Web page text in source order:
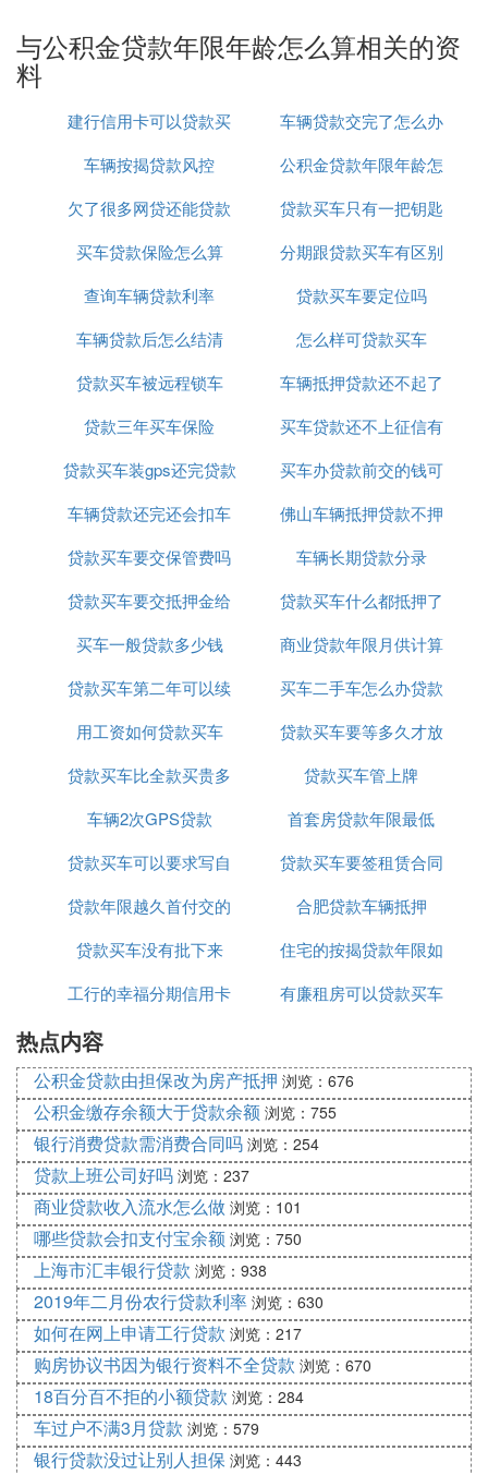
低于职工上一年度月平均工资的5％；有条件的城
市，可以适当提高缴存比例。具体缴存比例由住房公
省、自治区、直辖市人民政府批准。
第十九条 职工个人缴存的住房公积金，由所在单位
每月从其工资中代扣代缴。
存的和为职工代缴的住房公积金汇缴到住房公积金专
户内，由受委托银行计入职工住房公积金账户。
与公积金贷款年限年龄怎么算相关的资
料
建行信用卡可以贷款买
车吗
车辆贷款交完了怎么办
理
车辆按揭贷款风控
公积金贷款年限年龄怎
么算
欠了很多网贷还能贷款
买车吗
贷款买车只有一把钥匙
买车贷款保险怎么算
分期跟贷款买车有区别
吗
查询车辆贷款利率
贷款买车要定位吗
车辆贷款后怎么结清
怎么样可贷款买车
贷款买车被远程锁车
车辆抵押贷款还不起了
怎么办
贷款三年买车保险
买车贷款还不上征信有
影响吗
贷款买车装gps还完贷款
后
买车办贷款前交的钱可
以退吗
车辆贷款还完还会扣车
吗
佛山车辆抵押贷款不押
车
贷款买车要交保管费吗
车辆长期贷款分录
贷款买车要交抵押金给
银行吗
贷款买车什么都抵押了
买车一般贷款多少钱
商业贷款年限月供计算
贷款买车第二年可以续
保吗
买车二手车怎么办贷款
吗
用工资如何贷款买车
贷款买车要等多久才放
款
贷款买车比全款买贵多
少钱
贷款买车管上牌
车辆2次GPS贷款
首套房贷款年限最低
贷款买车可以要求写自
己的名字吗
贷款买车要签租赁合同
吗
贷款年限越久首付交的
越多吗
合肥贷款车辆抵押
贷款买车没有批下来
住宅的按揭贷款年限如
何算
工行的幸福分期信用卡
有廉租房可以贷款买车
热点内容
公积金贷款由担保改为房产抵押 浏览：676
公积金缴存余额大于贷款余额 浏览：755
银行消费贷款需消费合同吗 浏览：254
贷款上班公司好吗 浏览：237
商业贷款收入流水怎么做 浏览：101
哪些贷款会扣支付宝余额 浏览：750
上海市汇丰银行贷款 浏览：938
2019年二月份农行贷款利率 浏览：630
如何在网上申请工行贷款 浏览：217
购房协议书因为银行资料不全贷款 浏览：670
18百分百不拒的小额贷款 浏览：284
车过户不满3月贷款 浏览：579
银行贷款没过让别人担保 浏览：443